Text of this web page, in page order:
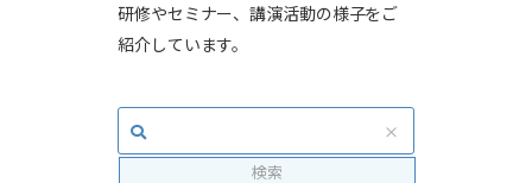
研修やセミナー、講演活動の様子をご
紹介しています。